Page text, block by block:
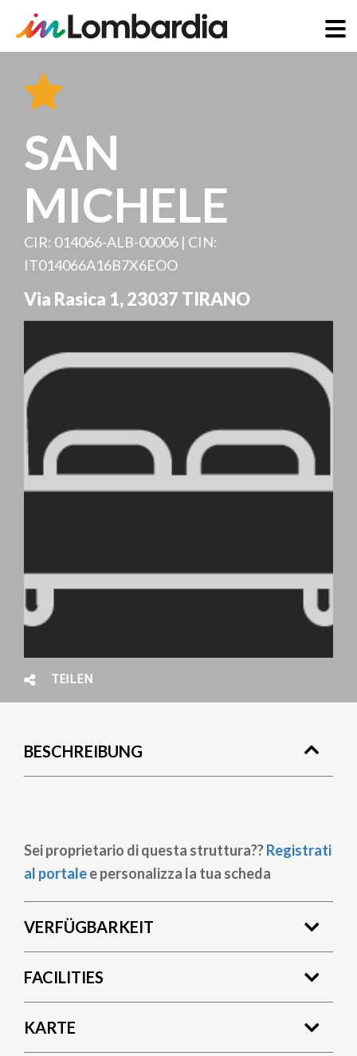
zum
Inhalt
SAN
MICHELE
CIR: 014066-ALB-00006 | CIN:
IT014066A16B7X6EOO
Via Rasica 1,23037 TIRANO
TEILEN
BESCHREIBUNG
Sei proprietario di questa struttura??Registrati
al portalee personalizza la tua scheda
VERFÜGBARKEIT
FACILITIES
KARTE